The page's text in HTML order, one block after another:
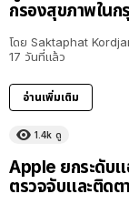
กรองสุขภาพในก
โดย Saktaphat
17 วันที่แล้ว
อ่านเพิ่มเติม
1.4k ดู
Apple ยกระดับ
ตรวจจับและติดต